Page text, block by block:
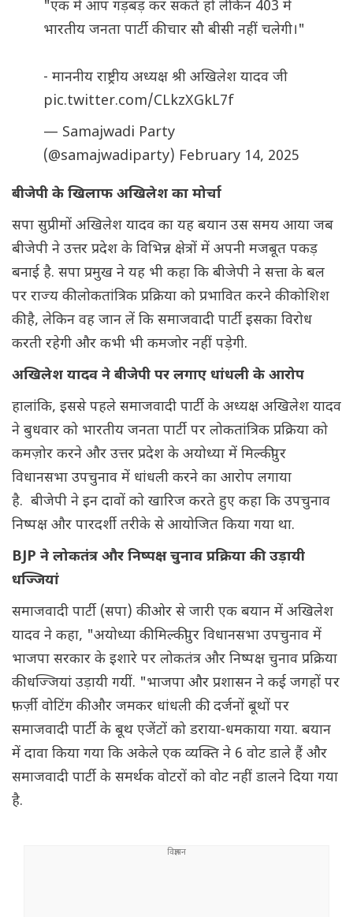
"एक में आप गड़बड़ कर सकते हो लेकिन 403 में
भारतीय जनता पार्टी की चार सौ बीसी नहीं चलेगी।"
- माननीय राष्ट्रीय अध्यक्ष श्री अखिलेश यादव जी
pic.twitter.com/CLkzXGkL7f
— Samajwadi Party
(@samajwadiparty) February 14, 2025
बीजेपी के खिलाफ अखिलेश का मोर्चा
सपा सुप्रीमों अखिलेश यादव का यह बयान उस समय आया जब
बीजेपी ने उत्तर प्रदेश के विभिन्न क्षेत्रों में अपनी मजबूत पकड़
बनाई है. सपा प्रमुख ने यह भी कहा कि बीजेपी ने सत्ता के बल
पर राज्य की लोकतांत्रिक प्रक्रिया को प्रभावित करने की कोशिश
की है, लेकिन वह जान लें कि समाजवादी पार्टी इसका विरोध
करती रहेगी और कभी भी कमजोर नहीं पड़ेगी.
अखिलेश यादव ने बीजेपी पर लगाए धांधली के आरोप
हालांकि, इससे पहले समाजवादी पार्टी के अध्यक्ष अखिलेश यादव
ने बुधवार को भारतीय जनता पार्टी पर लोकतांत्रिक प्रक्रिया को
कमज़ोर करने और उत्तर प्रदेश के अयोध्या में मिल्कीपुर
विधानसभा उपचुनाव में धांधली करने का आरोप लगाया
है. बीजेपी ने इन दावों को खारिज करते हुए कहा कि उपचुनाव
निष्पक्ष और पारदर्शी तरीके से आयोजित किया गया था.
BJP ने लोकतंत्र और निष्पक्ष चुनाव प्रक्रिया की उड़ायी
धज्जियां
समाजवादी पार्टी (सपा) की ओर से जारी एक बयान में अखिलेश
यादव ने कहा, "अयोध्या की मिल्कीपुर विधानसभा उपचुनाव में
भाजपा सरकार के इशारे पर लोकतंत्र और निष्पक्ष चुनाव प्रक्रिया
की धज्जियां उड़ायी गयीं. "भाजपा और प्रशासन ने कई जगहों पर
फ़र्ज़ी वोटिंग की और जमकर धांधली की. दर्जनों बूथों पर
समाजवादी पार्टी के बूथ एजेंटों को डराया-धमकाया गया. बयान
में दावा किया गया कि अकेले एक व्यक्ति ने 6 वोट डाले हैं और
समाजवादी पार्टी के समर्थक वोटरों को वोट नहीं डालने दिया गया
है.